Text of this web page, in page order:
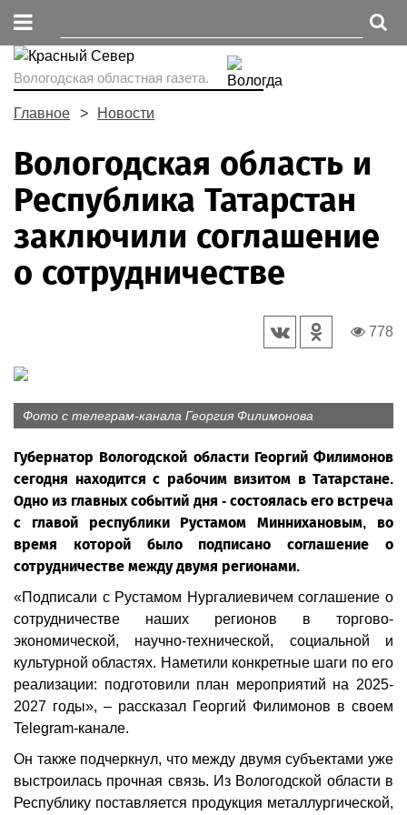
Вологодская областная газета.
Главное Новости
Вологодская область и
Республика Татарстан
заключили соглашение
о сотрудничестве
778
Фото с телеграм-канала Георгия Филимонова
Губернатор Вологодской области Георгий Филимонов
сегодня находится с рабочим визитом в Татарстане.
Одно из главных событий дня - состоялась его встреча
с главой республики Рустамом Миннихановым, во
время которой было подписано соглашение о
сотрудничестве между двумя регионами.
«Подписали с Рустамом Нургалиевичем соглашение о
сотрудничестве наших регионов в торгово-
экономической, научно-технической, социальной и
культурной областях. Наметили конкретные шаги по его
реализации: подготовили план мероприятий на 2025-
2027 годы», – рассказал Георгий Филимонов в своем
Telegram-канале.
Он также подчеркнул, что между двумя субъектами уже
выстроилась прочная связь. Из Вологодской области в
Республику поставляется продукция металлургической,